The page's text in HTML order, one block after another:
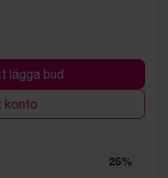
lägga bud
konto
25%